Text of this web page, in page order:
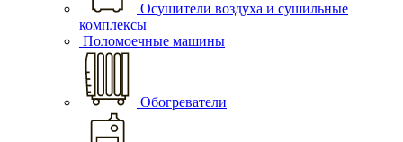
Осушители воздуха и сушильные
комплексы
Поломоечные машины
Обогреватели